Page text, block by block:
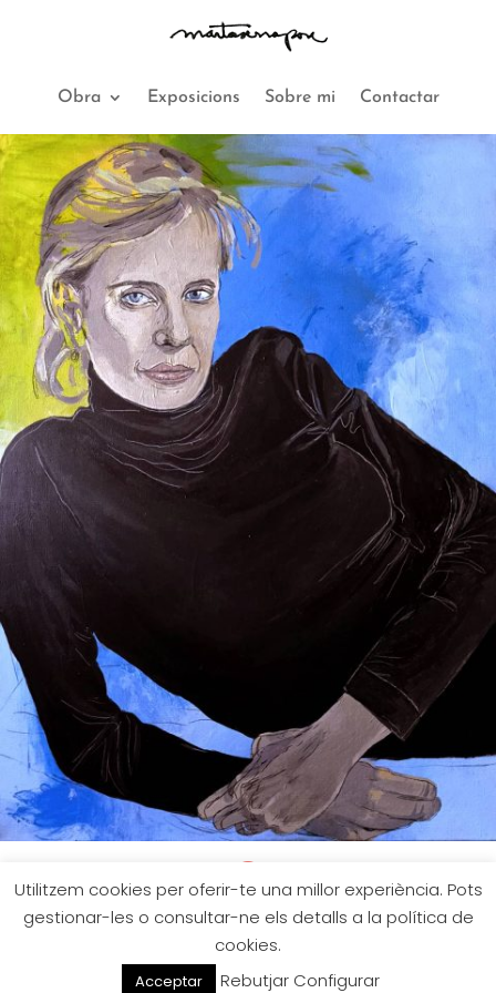
Obra Exposicions Sobre mi Contactar
© 2026 Marta Serra Pou
Tots els drets reservats
Utilitzem cookies per oferir-te una millor experiència. Pots
gestionar-les o consultar-ne els detalls a la política de
cookies.
Acceptar Rebutjar Configurar